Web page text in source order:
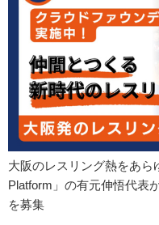
大阪のレスリング熱をあ
Platform」の有元伸悟代表
を募集